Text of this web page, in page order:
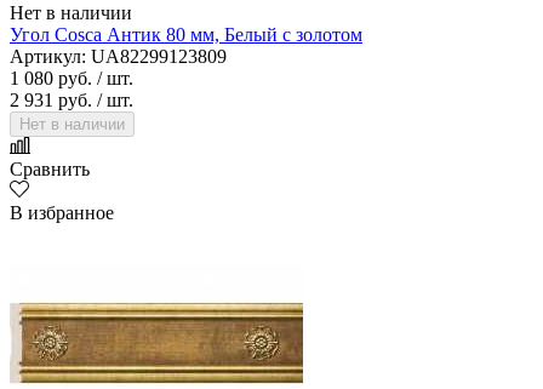
Нет в наличии
Угол Cosca Антик 80 мм, Белый с золотом
Артикул: UA82299123809
1 080 руб. / шт.
2 931 руб. / шт.
Нет в наличии
Сравнить
В избранное